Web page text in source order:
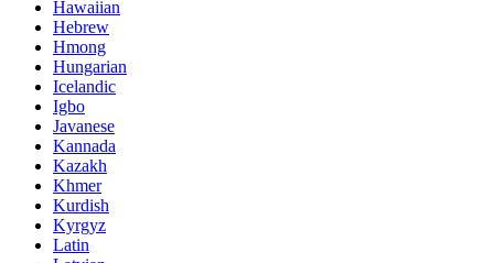
Hawaiian
Hebrew
Hmong
Hungarian
Icelandic
Igbo
Javanese
Kannada
Kazakh
Khmer
Kurdish
Kyrgyz
Latin